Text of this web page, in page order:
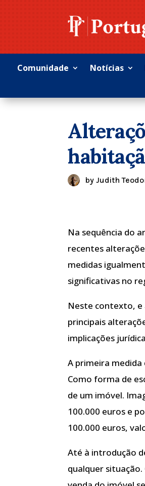
Comunidade Notícias
byJudith
Na sequência do
recentes
medidas
significativas no
Neste contexto, e
principais
implicações
A primeira medida
Como forma de
de um imóvel.
100.000 euros e
100.000 euros,
Até à introdução
qualquer